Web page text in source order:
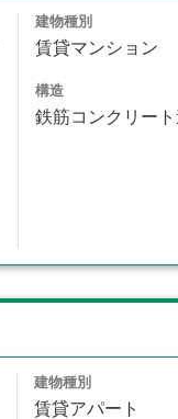
建物種別
賃貸マンション
構造
鉄筋コンクリート
建物種別
賃貸アパート